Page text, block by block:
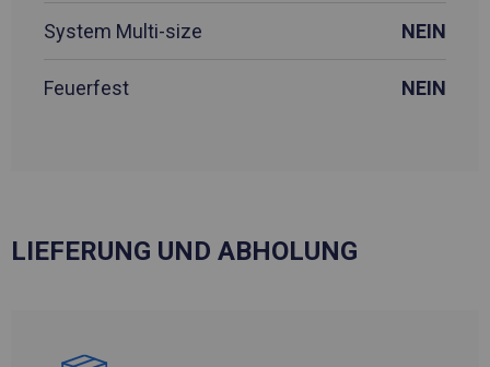
System Multi-size NEIN
Feuerfest NEIN
LIEFERUNG UND ABHOLUNG